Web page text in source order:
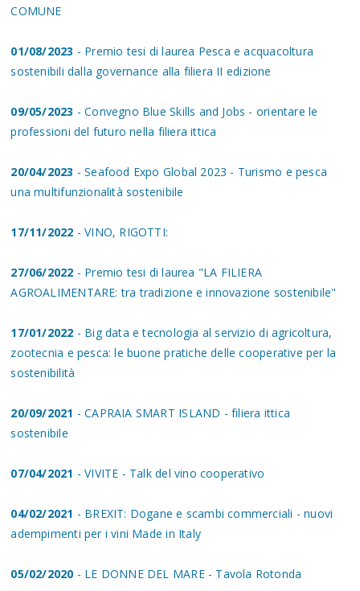
COMUNE
01/08/2023 - Premio tesi di laurea Pesca e acquacoltura
sostenibili dalla governance alla filiera II edizione
09/05/2023 - Convegno Blue Skills and Jobs - orientare le
professioni del futuro nella filiera ittica
20/04/2023 - Seafood Expo Global 2023 - Turismo e pesca
una multifunzionalità sostenibile
17/11/2022 - VINO, RIGOTTI:
27/06/2022 - Premio tesi di laurea "LA FILIERA
AGROALIMENTARE: tra tradizione e innovazione sostenibile"
17/01/2022 - Big data e tecnologia al servizio di agricoltura,
zootecnia e pesca: le buone pratiche delle cooperative per la
sostenibilità
20/09/2021 - CAPRAIA SMART ISLAND - filiera ittica
sostenibile
07/04/2021 - VIVITE - Talk del vino cooperativo
04/02/2021 - BREXIT: Dogane e scambi commerciali - nuovi
adempimenti per i vini Made in Italy
05/02/2020 - LE DONNE DEL MARE - Tavola Rotonda